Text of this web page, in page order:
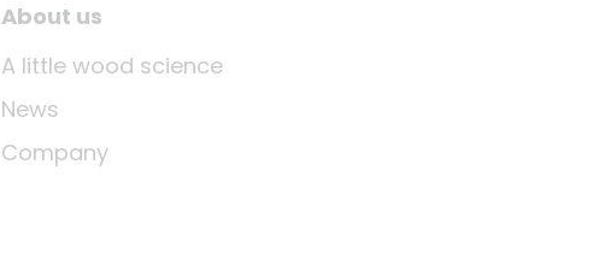
About us
A little wood science
News
Company